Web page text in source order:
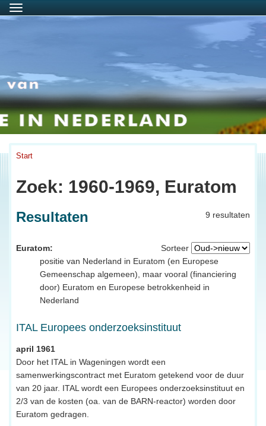
Menu
Start
Zoek: 1960-1969, Euratom
9 resultaten
Resultaten
Sorteer
Euratom:
positie van Nederland in Euratom (en Europese
Gemeenschap algemeen), maar vooral (financiering
door) Euratom en Europese betrokkenheid in
Nederland
ITAL Europees onderzoeksinstituut
april 1961
Door het ITAL in Wageningen wordt een
samenwerkingscontract met Euratom getekend voor de duur
van 20 jaar. ITAL wordt een Europees onderzoeksinstituut en
2/3 van de kosten (oa. van de BARN-reactor) worden door
Euratom gedragen.